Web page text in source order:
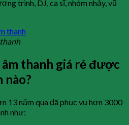
trình, DJ, ca sĩ, nhóm nhảy, vũ
thanh giá rẻ được
nào?
13 năm qua đã phục vụ hơn 3000
như: